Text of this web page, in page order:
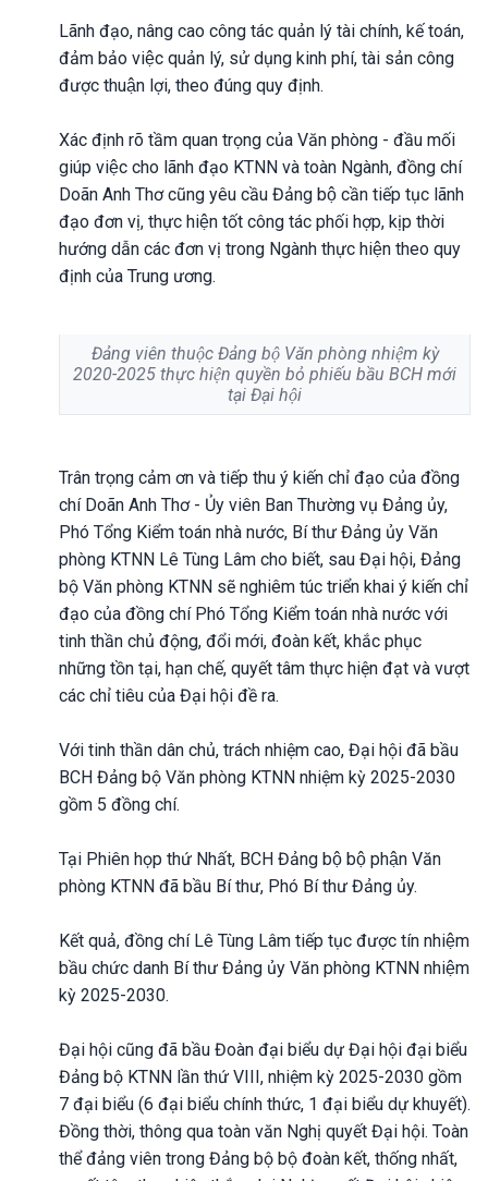
Lãnh đạo, nâng cao công tác quản lý tài chính, kế toán,
đảm bảo việc quản lý, sử dụng kinh phí, tài sản công
được thuận lợi, theo đúng quy định.
Xác định rõ tầm quan trọng của Văn phòng - đầu mối
giúp việc cho lãnh đạo KTNN và toàn Ngành, đồng chí
Doãn Anh Thơ cũng yêu cầu Đảng bộ cần tiếp tục lãnh
đạo đơn vị, thực hiện tốt công tác phối hợp, kịp thời
hướng dẫn các đơn vị trong Ngành thực hiện theo quy
định của Trung ương.
Đảng viên thuộc Đảng bộ Văn phòng nhiệm kỳ
2020-2025 thực hiện quyền bỏ phiếu bầu BCH mới
tại Đại hội
Trân trọng cảm ơn và tiếp thu ý kiến chỉ đạo của đồng
chí Doãn Anh Thơ - Ủy viên Ban Thường vụ Đảng ủy,
Phó Tổng Kiểm toán nhà nước, Bí thư Đảng ủy Văn
phòng KTNN Lê Tùng Lâm cho biết, sau Đại hội, Đảng
bộ Văn phòng KTNN sẽ nghiêm túc triển khai ý kiến chỉ
đạo của đồng chí Phó Tổng Kiểm toán nhà nước với
tinh thần chủ động, đổi mới, đoàn kết, khắc phục
những tồn tại, hạn chế, quyết tâm thực hiện đạt và vượt
các chỉ tiêu của Đại hội đề ra.
Với tinh thần dân chủ, trách nhiệm cao, Đại hội đã bầu
BCH Đảng bộ Văn phòng KTNN nhiệm kỳ 2025-2030
gồm 5 đồng chí.
Tại Phiên họp thứ Nhất, BCH Đảng bộ bộ phận Văn
phòng KTNN đã bầu Bí thư, Phó Bí thư Đảng ủy.
Kết quả, đồng chí Lê Tùng Lâm tiếp tục được tín nhiệm
bầu chức danh Bí thư Đảng ủy Văn phòng KTNN nhiệm
kỳ 2025-2030.
Đại hội cũng đã bầu Đoàn đại biểu dự Đại hội đại biểu
Đảng bộ KTNN lần thứ VIII, nhiệm kỳ 2025-2030 gồm
7 đại biểu (6 đại biểu chính thức, 1 đại biểu dự khuyết).
Đồng thời, thông qua toàn văn Nghị quyết Đại hội. Toàn
thể đảng viên trong Đảng bộ bộ đoàn kết, thống nhất,